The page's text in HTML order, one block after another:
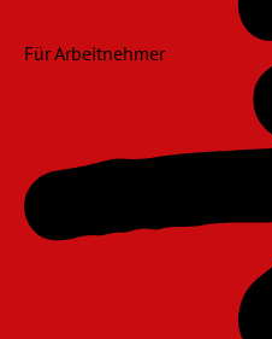
Für Arbeitnehmer